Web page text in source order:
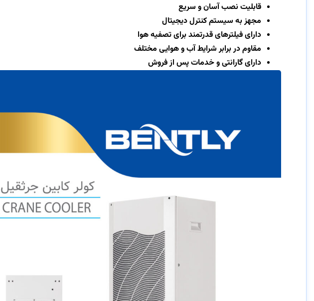
قابلیت نصب آسان و سریع
مجهز به سیستم کنترل دیجیتال
دارای فیلترهای قدرتمند برای تصفیه هوا
مقاوم در برابر شرایط آب و هوایی مختلف
دارای گارانتی و خدمات پس از فروش